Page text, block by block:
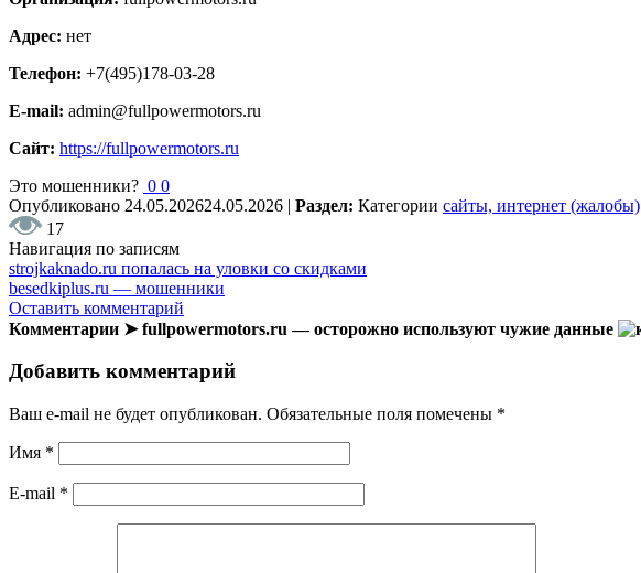
Адрес: нет
Телефон: +7(495)178-03-28
E-mail: admin@fullpowermotors.ru
Сайт: https://fullpowermotors.ru
Это мошенники? 0 0
Опубликовано 24.05.202624.05.2026 | Раздел: Категории сайты, интернет (жалобы)
17
Навигация по записям
strojkaknado.ru попалась на уловки со скидками
besedkiplus.ru — мошенники
Оставить комментарий
Комментарии ➤ fullpowermotors.ru — осторожно используют чужие данные
Добавить комментарий
Ваш e-mail не будет опубликован. Обязательные поля помечены *
Имя *
E-mail *